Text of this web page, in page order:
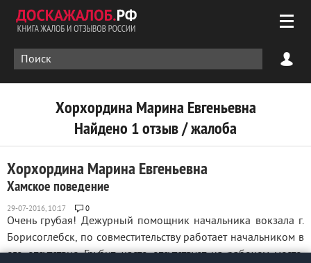
Хорхордина Марина Евгеньевна
Найдено 1 отзыв / жалоба
Хорхордина Марина Евгеньевна
Хамское поведение
0
Очень грубая! Дежурный помощник начальника вокзала г.
Борисоглебск, по совместительству работает начальником в
его отсутствие. Грубит, часто отсутствует на рабочем месте,